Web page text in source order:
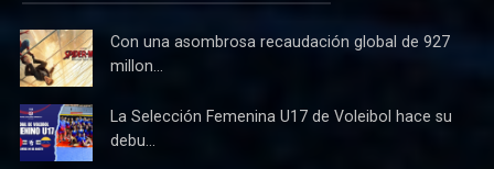
Con una asombrosa recaudación global de 927
millon...
La Selección Femenina U17 de Voleibol hace su
debu...